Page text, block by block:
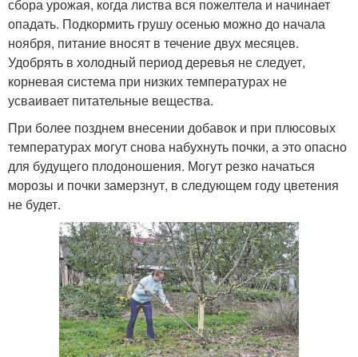
сбора урожая, когда листва вся пожелтела и начинает
опадать. Подкормить грушу осенью можно до начала
ноября, питание вносят в течение двух месяцев.
Удобрять в холодный период деревья не следует,
корневая система при низких температурах не
усваивает питательные вещества.
При более позднем внесении добавок и при плюсовых
температурах могут снова набухнуть почки, а это опасно
для будущего плодоношения. Могут резко начаться
морозы и почки замерзнут, в следующем году цветения
не будет.